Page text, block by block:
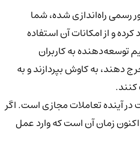
رسمی راه‌اندازی شده، شما
و از امکانات آن استفاده
توسعه‌دهنده به کاربران
به کاوش بپردازند و به
آینده تعاملات مجازی است. اگر
زمان آن است که وارد عمل